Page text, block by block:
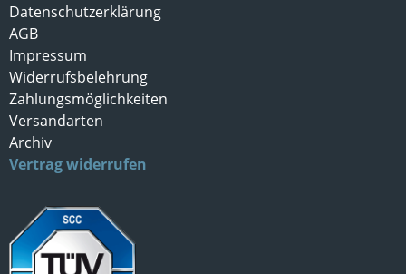
Datenschutzerklärung
AGB
Impressum
Widerrufsbelehrung
Zahlungsmöglichkeiten
Versandarten
Archiv
Vertrag widerrufen